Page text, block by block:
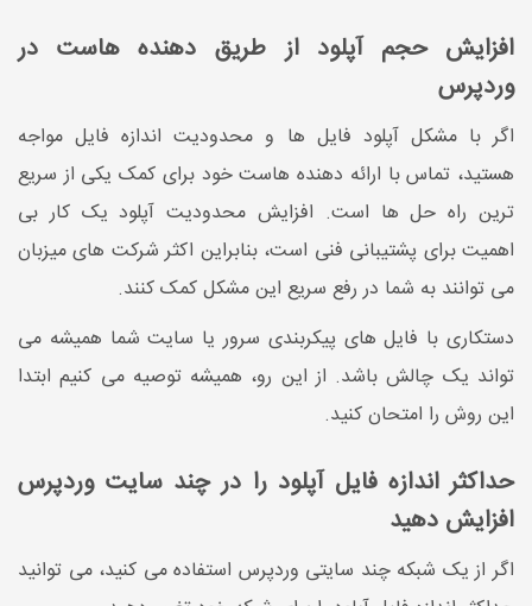
افزایش حجم آپلود از طریق دهنده هاست در
وردپرس
اگر با مشکل آپلود فایل ها و محدودیت اندازه فایل مواجه
هستید، تماس با ارائه دهنده هاست خود برای کمک یکی از سریع
ترین راه حل ها است. افزایش محدودیت آپلود یک کار بی
اهمیت برای پشتیبانی فنی است، بنابراین اکثر شرکت های میزبان
می توانند به شما در رفع سریع این مشکل کمک کنند.
دستکاری با فایل های پیکربندی سرور یا سایت شما همیشه می
تواند یک چالش باشد. از این رو، همیشه توصیه می کنیم ابتدا
این روش را امتحان کنید.
حداکثر اندازه فایل آپلود را در چند سایت وردپرس
افزایش دهید
اگر از یک شبکه چند سایتی وردپرس استفاده می کنید، می توانید